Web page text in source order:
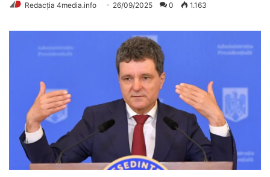
Redacția 4media.info 26/09/2025 0 1.163